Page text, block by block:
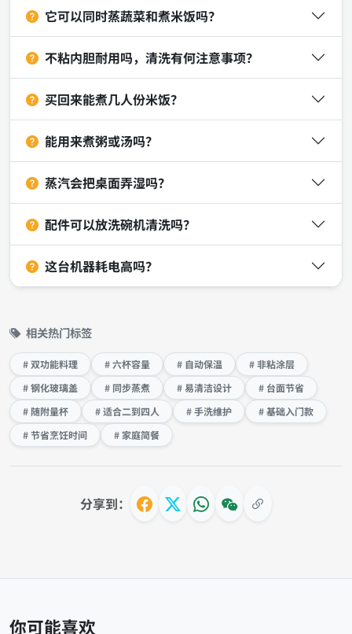
它可以同时蒸蔬菜和煮米饭吗？
不粘内胆耐用吗，清洗有何注意事项？
买回来能煮几人份米饭？
能用来煮粥或汤吗？
蒸汽会把桌面弄湿吗？
配件可以放洗碗机清洗吗？
这台机器耗电高吗？
相关热门标签
# 双功能料理 # 六杯容量 # 自动保温
# 非粘涂层
# 钢化玻璃盖
# 同步蒸煮 # 易清洁设计
# 台面节省
# 随附量杯
# 适合二到四人 # 手洗维护
# 基础入门款
# 节省烹饪时间
# 家庭简餐
分享到：
你可能喜欢